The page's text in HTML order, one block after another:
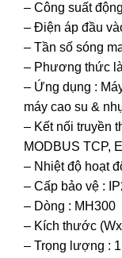
– Công suất
– Điện áp đầu
– Tần số sóng
– Phương thức
– Ứng dụng :
máy cao su &
– Kết nối truyền
MODBUS TCP,
– Nhiệt độ hoạt
– Cấp bảo vệ :
– Dòng : MH300
– Kích thước
– Trọng lượng :